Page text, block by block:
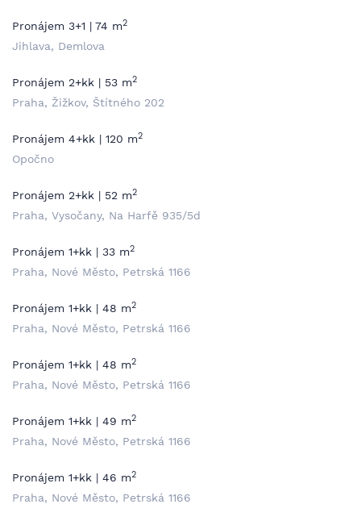
Pronájem 3+1 | 74 m2
Jihlava, Demlova
Pronájem 2+kk | 53 m2
Praha, Žižkov, Štítného 202
Pronájem 4+kk | 120 m2
Opočno
Pronájem 2+kk | 52 m2
Praha, Vysočany, Na Harfě 935/5d
Pronájem 1+kk | 33 m2
Praha, Nové Město, Petrská 1166
Pronájem 1+kk | 48 m2
Praha, Nové Město, Petrská 1166
Pronájem 1+kk | 48 m2
Praha, Nové Město, Petrská 1166
Pronájem 1+kk | 49 m2
Praha, Nové Město, Petrská 1166
Pronájem 1+kk | 46 m2
Praha, Nové Město, Petrská 1166